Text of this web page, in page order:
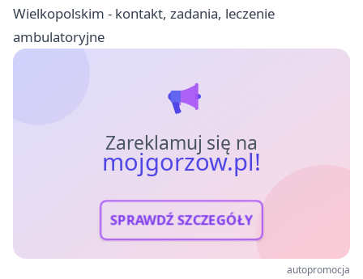
Wielkopolskim - kontakt, zadania, leczenie
ambulatoryjne
Zareklamuj się na
mojgorzow.pl!
SPRAWDŹ SZCZEGÓŁY
autopromocja